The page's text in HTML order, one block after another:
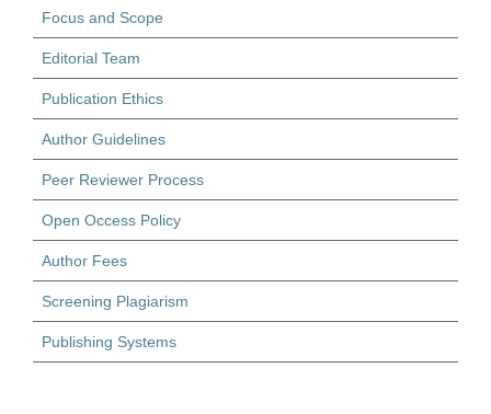
Focus and Scope
Editorial Team
Publication Ethics
Author Guidelines
Peer Reviewer Process
Open Occess Policy
Author Fees
Screening Plagiarism
Publishing Systems